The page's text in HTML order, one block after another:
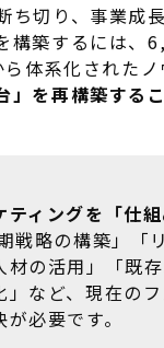
ち切り、事業成
構築するには、
体系化されたノ
」を再構築する
ティングを「仕
戦略の構築」「
材の活用」「既
」など、現在の
必要です。